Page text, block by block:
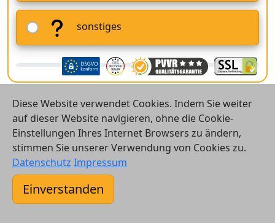
sonstiges
© 2026 Vergleichsrechner24 GmbH
Kontakt
Diese Website verwendet Cookies. Indem Sie weiter
auf dieser Website navigieren, ohne die Cookie-
Einstellungen Ihres Internet Browsers zu ändern,
stimmen Sie unserer Verwendung von Cookies zu.
Datenschutz Impressum
Einverstanden